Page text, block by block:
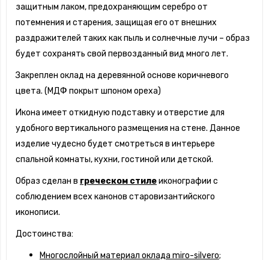
защитным лаком, предохраняющим серебро от
потемнения и старения, защищая его от внешних
раздражителей таких как пыль и солнечные лучи – образ
будет сохранять свой первозданный вид много лет.
Закреплен оклад на деревянной основе коричневого
цвета. (МДФ покрыт шпоном ореха)
Икона имеет откидную подставку и отверстие для
удобного вертикального размещения на стене. Данное
изделие чудесно будет смотреться в интерьере
спальной комнаты, кухни, гостиной или детской.
Образ сделан в греческом стилеиконографии с
соблюдением всех канонов старовизантийского
иконописи.
Достоинства:
Многослойный материал оклада miro-silvero;